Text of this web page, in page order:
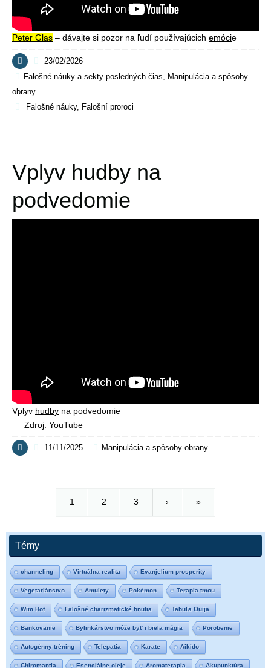
Peter Glas – dávajte si pozor na ľudí používajúcich emócie
23/02/2026
Falošné náuky a sekty posledných čias
Manipulácia a spôsoby
obrany
Falošné náuky, Falošní proroci
Vplyv hudby na
podvedomie
Vplyv hudby na podvedomie
Zdroj: YouTube
11/11/2025 Manipulácia a spôsoby obrany
1 2 3 › »
Témy
channeling Virtuálna realita Evanjelium prosperity
Vegetariánstvo Amulety Pokémon Terapia tmou
Wim Hof Falošné charizmatické hnutia Tabuľa Ouija
Bankovanie Bylinkárstvo môže byť i biela mágia Porobenie
Autogénny tréning Telepatia Karate Aikido
Chiromantia Esenciálne oleje Aromaterapia Akupunktúra